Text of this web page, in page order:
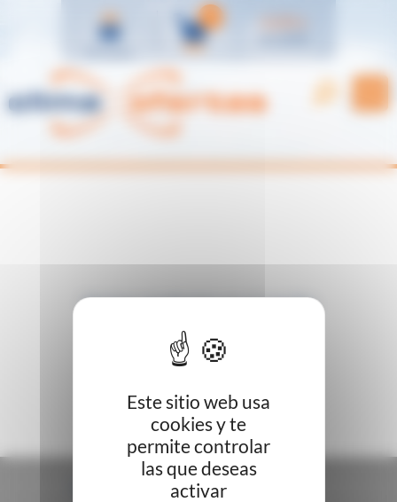
Panel de gestión de cookies
Este sitio web usa
cookies y te
permite controlar
las que deseas
activar
No hay productos en el carrito
Seguir comprando
COMPROMISOCLIMA OFERTAS